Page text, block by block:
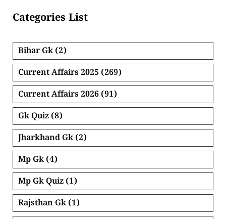
Categories List
Bihar Gk (2)
Current Affairs 2025 (269)
Current Affairs 2026 (91)
Gk Quiz (8)
Jharkhand Gk (2)
Mp Gk (4)
Mp Gk Quiz (1)
Rajsthan Gk (1)